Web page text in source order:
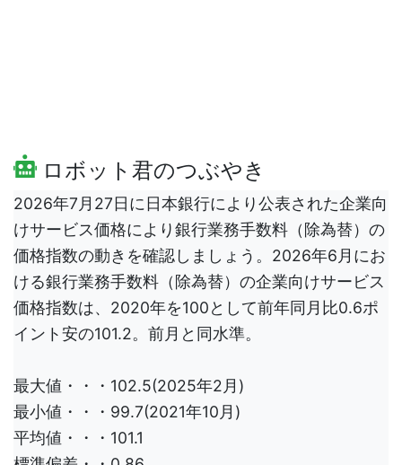
ロボット君のつぶやき
2026年7月27日に日本銀行により公表された企業向
けサービス価格により銀行業務手数料（除為替）の
価格指数の動きを確認しましょう。2026年6月にお
ける銀行業務手数料（除為替）の企業向けサービス
価格指数は、2020年を100として前年同月比0.6ポ
イント安の101.2。前月と同水準。
最大値・・・102.5(2025年2月)
最小値・・・99.7(2021年10月)
平均値・・・101.1